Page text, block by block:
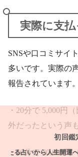
実際に支
SNSや口コミサイ
多いです。実際の
報告されています。
・20分で 5,000円
外だったという声も
・40分で 20,000
初回鑑
いから人生開運へ